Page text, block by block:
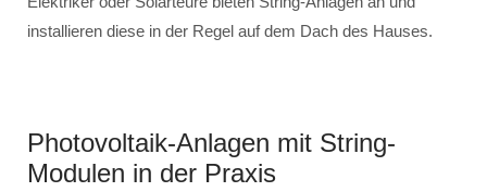
installieren diese in der Regel auf dem Dach des Hauses.
Photovoltaik-Anlagen mit String-
Modulen in der Praxis